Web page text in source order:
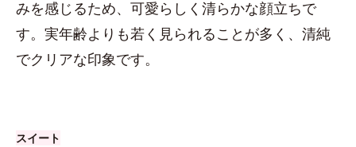
みを感じるため、可愛らしく清らかな顔立ちで
す。実年齢よりも若く見られることが多く、清純
でクリアな印象です。
スイート